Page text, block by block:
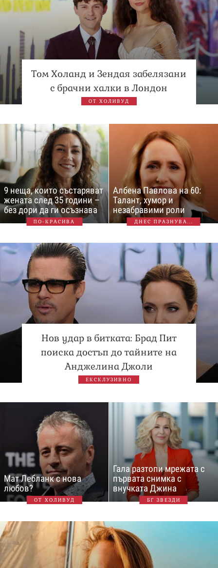
Том Холанд и Зендая забелязани
с брачни халки в Лондон
ОТ ХОЛИВУД
9 неща, които състаряват
жената след 35 години –
без дори да ги осъзнава
ПО-КРАСИВА
Албена Павлова на 60:
Талант, хумор и
незабравими роли
ДНЕС ПРАЗНУВА...
Нов удар в битката: Брад Пит
поиска достъп до тайните на
Анджелина Джоли
ЕКСКЛУЗИВНО
Мат Лебланк с нова
любов?
ОТ ХОЛИВУД
Гала разтопи мрежата с
първата снимка с
внучката Джина
БГ ЗВЕЗДИ